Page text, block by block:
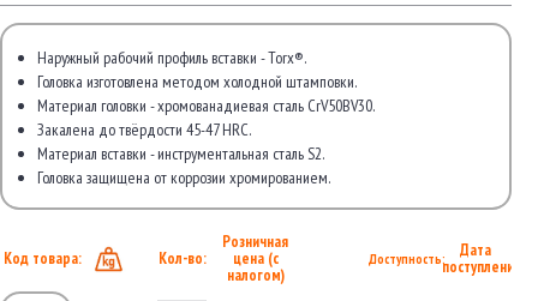
Наружный рабочий профиль вставки - Torx®.
Головка изготовлена методом холодной штамповки.
Материал головки - хромованадиевая сталь CrV50BV30.
Закалена до твёрдости 45-47 HRC.
Материал вставки - инструментальная сталь S2.
Головка защищена от коррозии хромированием.
Код товара: Кол-во:
Розничная
цена (с
налогом)
Доступность:
Дата
поступления